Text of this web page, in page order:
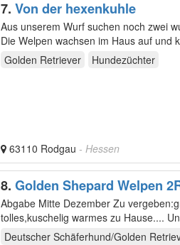
7. Von der hexenkuhle
Aus unserem Wurf suchen noch zwei
Die Welpen wachsen im Haus auf und
mit Kindern…
Golden Retriever Hundezüchter
63110 Rodgau - Hessen
8. Golden Shepard Welpen
Abgabe Mitte Dezember Zu vergeben:grau,braun Geboren 30.09.22 Wir suchen noch ein
tolles,kuschelig warmes zu Hause.... Unsere Impfung haben wir auch gut überstanden... Uns kann
man…
Deutscher Schäferhund/Golden